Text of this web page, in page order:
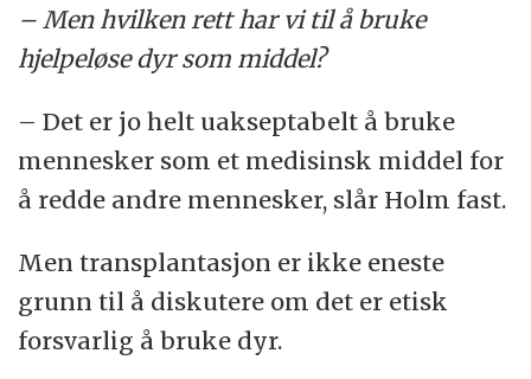
– Men hvilken rett har vi til å bruke
hjelpeløse dyr som middel?
– Det er jo helt uakseptabelt å bruke
mennesker som et medisinsk middel for
å redde andre mennesker, slår Holm fast.
Men transplantasjon er ikke eneste
grunn til å diskutere om det er etisk
forsvarlig å bruke dyr.